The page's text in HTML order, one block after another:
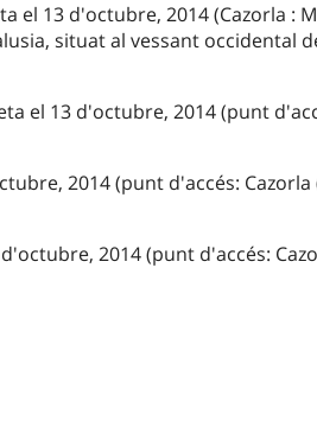
el 13 d'octubre, 2014 (Cazorla :
situat al vessant occidental
el 13 d'octubre, 2014 (punt
2014 (punt d'accés: Cazorla
2014 (punt d'accés: